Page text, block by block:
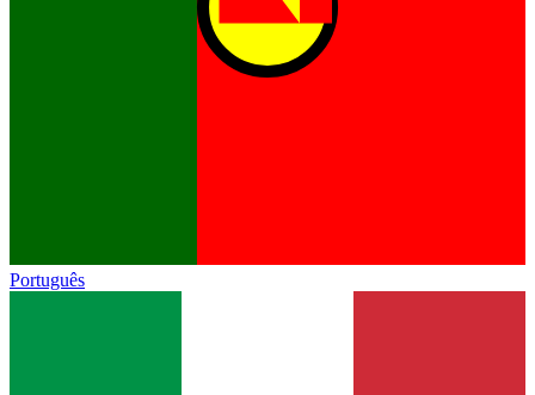
Português